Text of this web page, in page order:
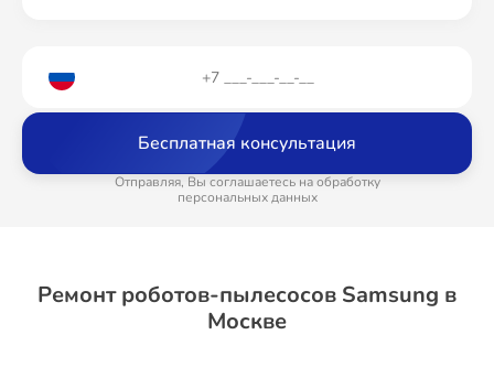
Бесплатная консультация
Отправляя, Вы соглашаетесь на обработку
персональных данных
Ремонт роботов-пылесосов Samsung в
Москве